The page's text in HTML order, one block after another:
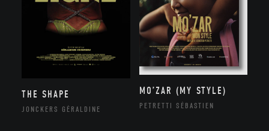
THE SHAPE
JONCKERS GÉRALDINE
MO’ZAR (MY STYLE)
PETRETTI SÉBASTIEN